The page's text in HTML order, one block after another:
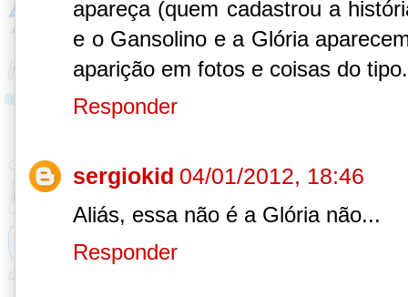
apareça (quem cadastrou a
e o Gansolino e a Glória
aparição em fotos e coisas do tipo.
Responder
sergiokid 04/01/2012, 18:46
Aliás, essa não é a Glória não...
Responder